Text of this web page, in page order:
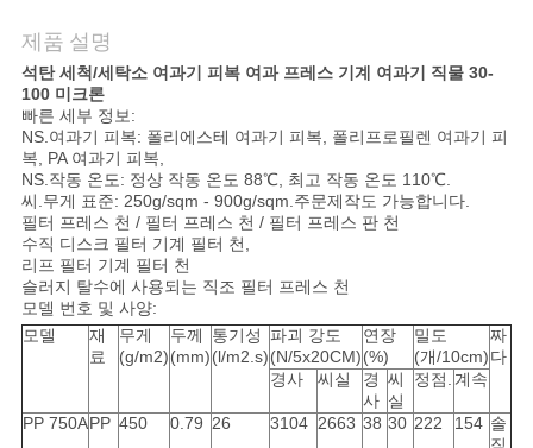
연
락
하
십
시
오
뉴
제품 설명
석탄 세척/세탁소 여과기 피복 여과 프레스 기계 여과기 직물 30-
100 미크론
빠른 세부 정보:
NS.여과기 피복: 폴리에스테 여과기 피복, 폴리프로필렌 여과기 피
복, PA 여과기 피복,
NS.작동 온도: 정상 작동 온도 88℃, 최고 작동 온도 110℃.
씨.무게 표준: 250g/sqm - 900g/sqm.주문제작도 가능합니다.
필터 프레스 천 / 필터 프레스 천 / 필터 프레스 판 천
수직 디스크 필터 기계 필터 천,
리프 필터 기계 필터 천
슬러지 탈수에 사용되는 직조 필터 프레스 천
모델 번호 및 사양:
모델
재
료
무게
(g/m2)
두께
(mm)
통기성
(l/m2.s)
파괴 강도
(N/5x20CM)
연장
(%)
밀도
(개/10cm)
짜
다
경사
씨실
경
사
씨
실
정점. 계속
PP 750APP 450 0.79 26 3104 2663 38 30 222 154 솔